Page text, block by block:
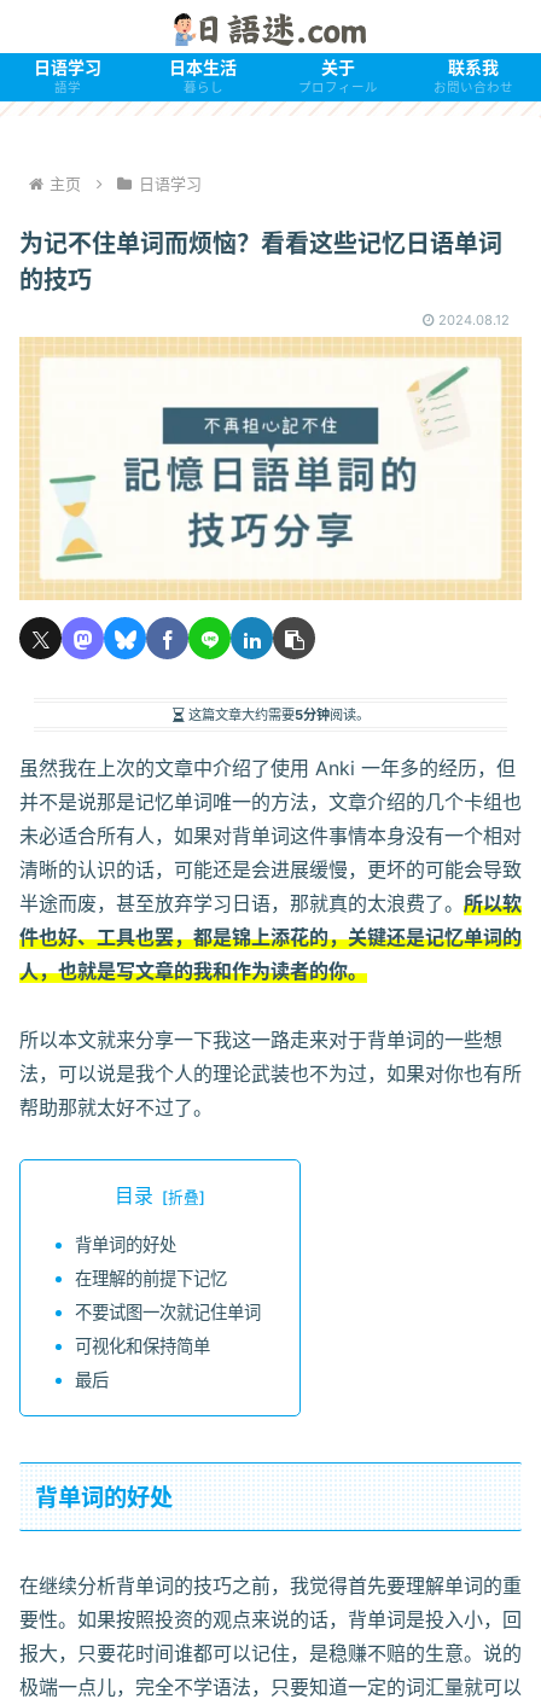
日语学习
語学
日本生活
暮らし
关于
プロフィール
联系我
お問い合わせ
主页 日语学习
为记不住单词而烦恼？看看这些记忆日语单词
的技巧
2024.08.12
这篇文章大约需要5分钟阅读。
虽然我在上次的文章中介绍了使用 Anki 一年多的经历，但
并不是说那是记忆单词唯一的方法，文章介绍的几个卡组也
未必适合所有人，如果对背单词这件事情本身没有一个相对
清晰的认识的话，可能还是会进展缓慢，更坏的可能会导致
半途而废，甚至放弃学习日语，那就真的太浪费了。 所以软
件也好、工具也罢，都是锦上添花的，关键还是记忆单词的
人，也就是写文章的我和作为读者的你。
所以本文就来分享一下我这一路走来对于背单词的一些想
法，可以说是我个人的理论武装也不为过，如果对你也有所
帮助那就太好不过了。
目录
背单词的好处
在理解的前提下记忆
不要试图一次就记住单词
可视化和保持简单
最后
背单词的好处
在继续分析背单词的技巧之前，我觉得首先要理解单词的重
要性。如果按照投资的观点来说的话，背单词是投入小，回
报大，只要花时间谁都可以记住，是稳赚不赔的生意。说的
极端一点儿，完全不学语法，只要知道一定的词汇量就可以